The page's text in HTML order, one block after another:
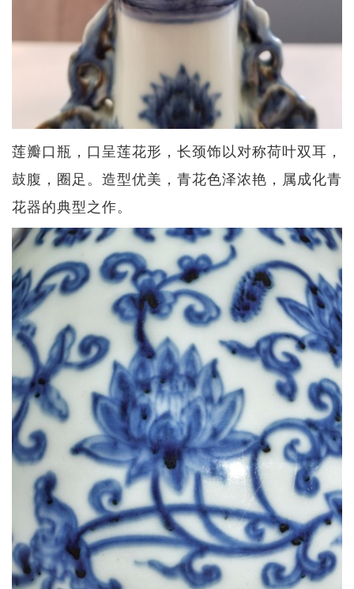
莲瓣口瓶，口呈莲花形，长颈饰以对称荷叶双耳，
鼓腹，圈足。造型优美，青花色泽浓艳，属成化青
花器的典型之作。